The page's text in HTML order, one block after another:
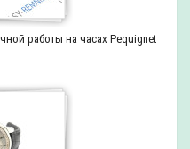
работы на часах Pequignet